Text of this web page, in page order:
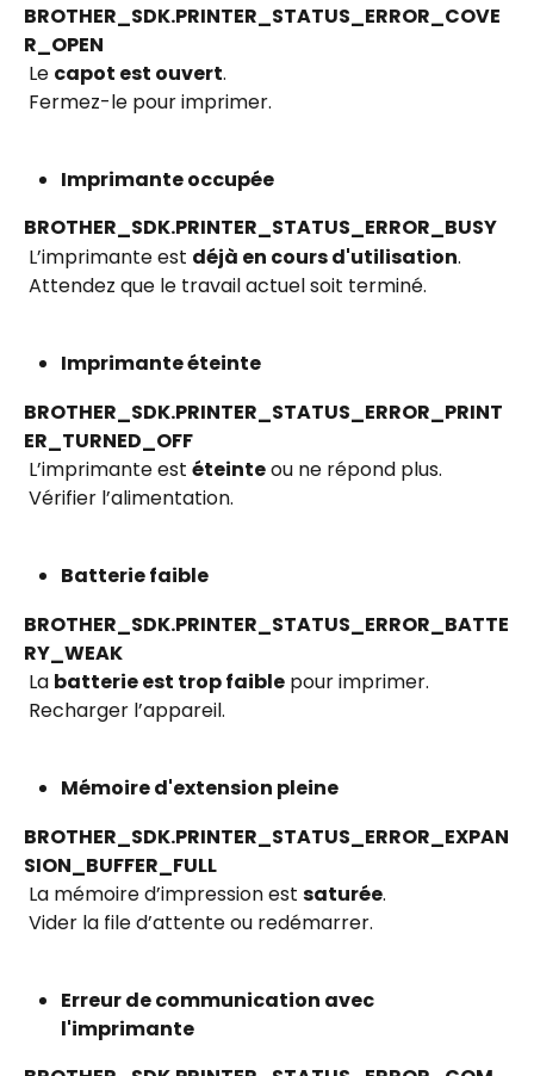
BROTHER_SDK.PRINTER_STATUS_ERROR_COVE
R_OPEN
Le capot est ouvert.
Fermez-le pour imprimer.
Imprimante occupée
BROTHER_SDK.PRINTER_STATUS_ERROR_BUSY
L’imprimante est déjà en cours d'utilisation.
Attendez que le travail actuel soit terminé.
Imprimante éteinte
BROTHER_SDK.PRINTER_STATUS_ERROR_PRINT
ER_TURNED_OFF
L’imprimante est éteinte ou ne répond plus.
Vérifier l’alimentation.
Batterie faible
BROTHER_SDK.PRINTER_STATUS_ERROR_BATTE
RY_WEAK
La batterie est trop faible pour imprimer.
Recharger l’appareil.
Mémoire d'extension pleine
BROTHER_SDK.PRINTER_STATUS_ERROR_EXPAN
SION_BUFFER_FULL
La mémoire d’impression est saturée.
Vider la file d’attente ou redémarrer.
Erreur de communication avec
l'imprimante